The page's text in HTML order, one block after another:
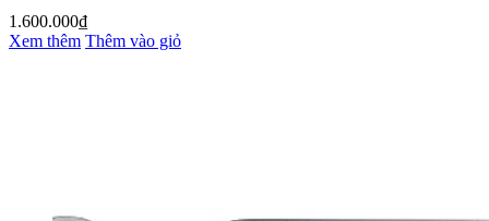
1.600.000₫
Xem thêm Thêm vào giỏ